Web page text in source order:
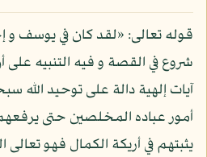
قوله تعالى: «لقد كان في يوسف و
شروع في القصة و فيه التنبيه
آيات إلهية دالة على توحيد الله
أمور عباده المخلصين حتى
يثبتهم في أريكة الكمال فهو